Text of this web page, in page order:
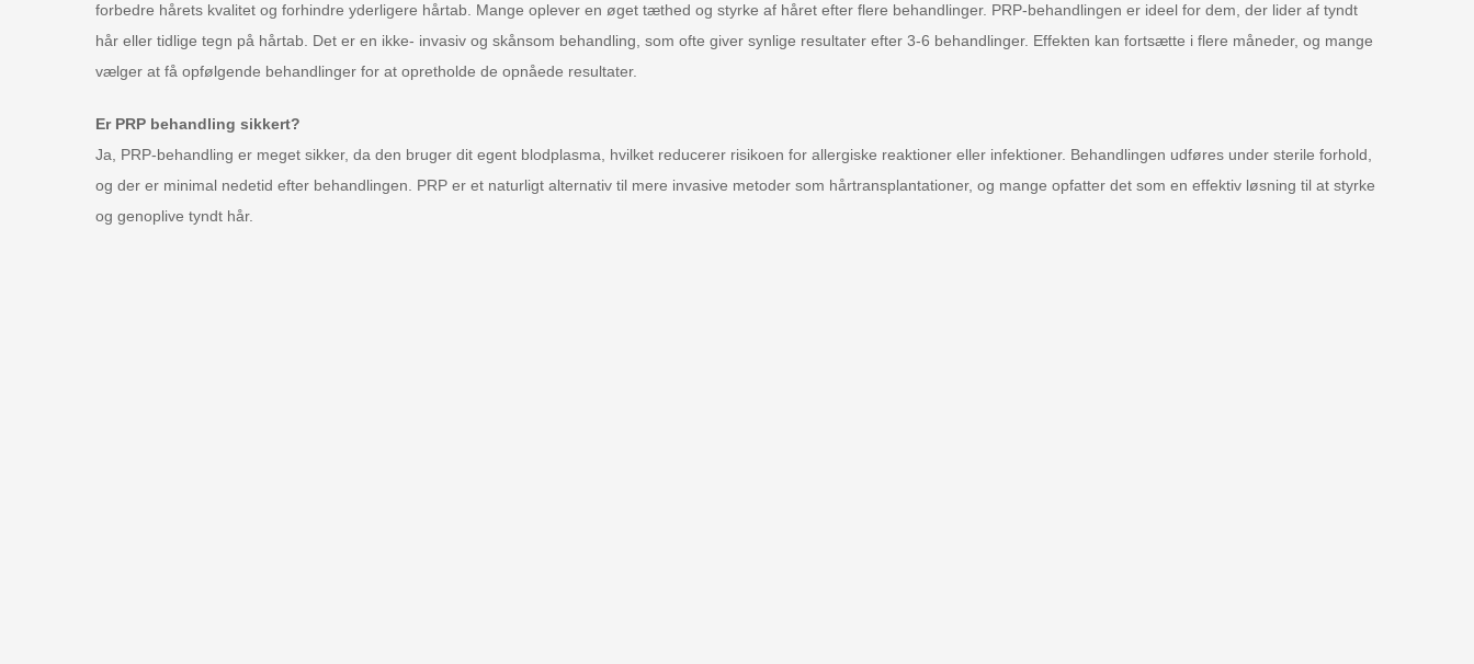
forbedre hårets kvalitet og forhindre yderligere hårtab. Mange oplever en øget tæthed og styrke af håret efter flere behandlinger. PRP-behandlingen er ideel for dem, der lider af tyndt
hår eller tidlige tegn på hårtab. Det er en ikke- invasiv og skånsom behandling, som ofte giver synlige resultater efter 3-6 behandlinger. Effekten kan fortsætte i flere måneder, og mange
vælger at få opfølgende behandlinger for at opretholde de opnåede resultater.
Er PRP behandling sikkert?
Ja, PRP-behandling er meget sikker, da den bruger dit egent blodplasma, hvilket reducerer risikoen for allergiske reaktioner eller infektioner. Behandlingen udføres under sterile forhold,
og der er minimal nedetid efter behandlingen. PRP er et naturligt alternativ til mere invasive metoder som hårtransplantationer, og mange opfatter det som en effektiv løsning til at styrke
og genoplive tyndt hår.